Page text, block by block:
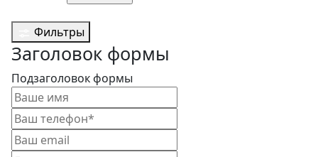
Фильтры
Заголовок формы
Подзаголовок формы